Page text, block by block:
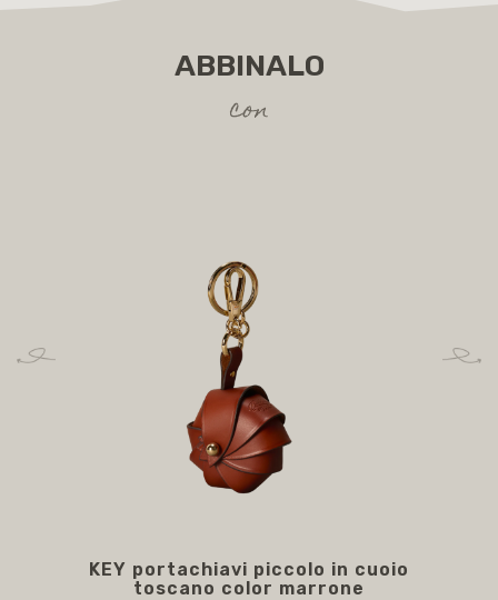
ABBINALO
con
KEY portachiavi piccolo in cuoio
toscano color marrone